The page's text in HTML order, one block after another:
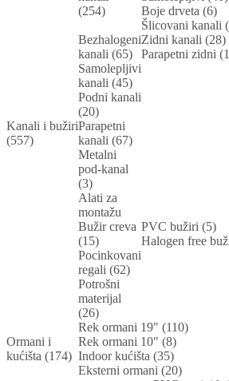
Kanali i bužiri
(557)
(254)
Boje drveta (6)
Šlicovani kanali
Bezhalogeni
kanali (65)
Zidni kanali (28)
Parapetni zidni
Samolepljivi
kanali (45)
Podni kanali
(20)
Parapetni
kanali (67)
Metalni
pod-kanal
(3)
Alati za
montažu
Bužir creva
(15)
PVC bužiri (5)
Halogen free
Pocinkovani
regali (62)
Potrošni
materijal
(26)
Ormani i
kućišta (174)
Rek ormani 19" (110)
Rek ormani 10" (8)
Indoor kućišta (35)
Eksterni ormani (20)